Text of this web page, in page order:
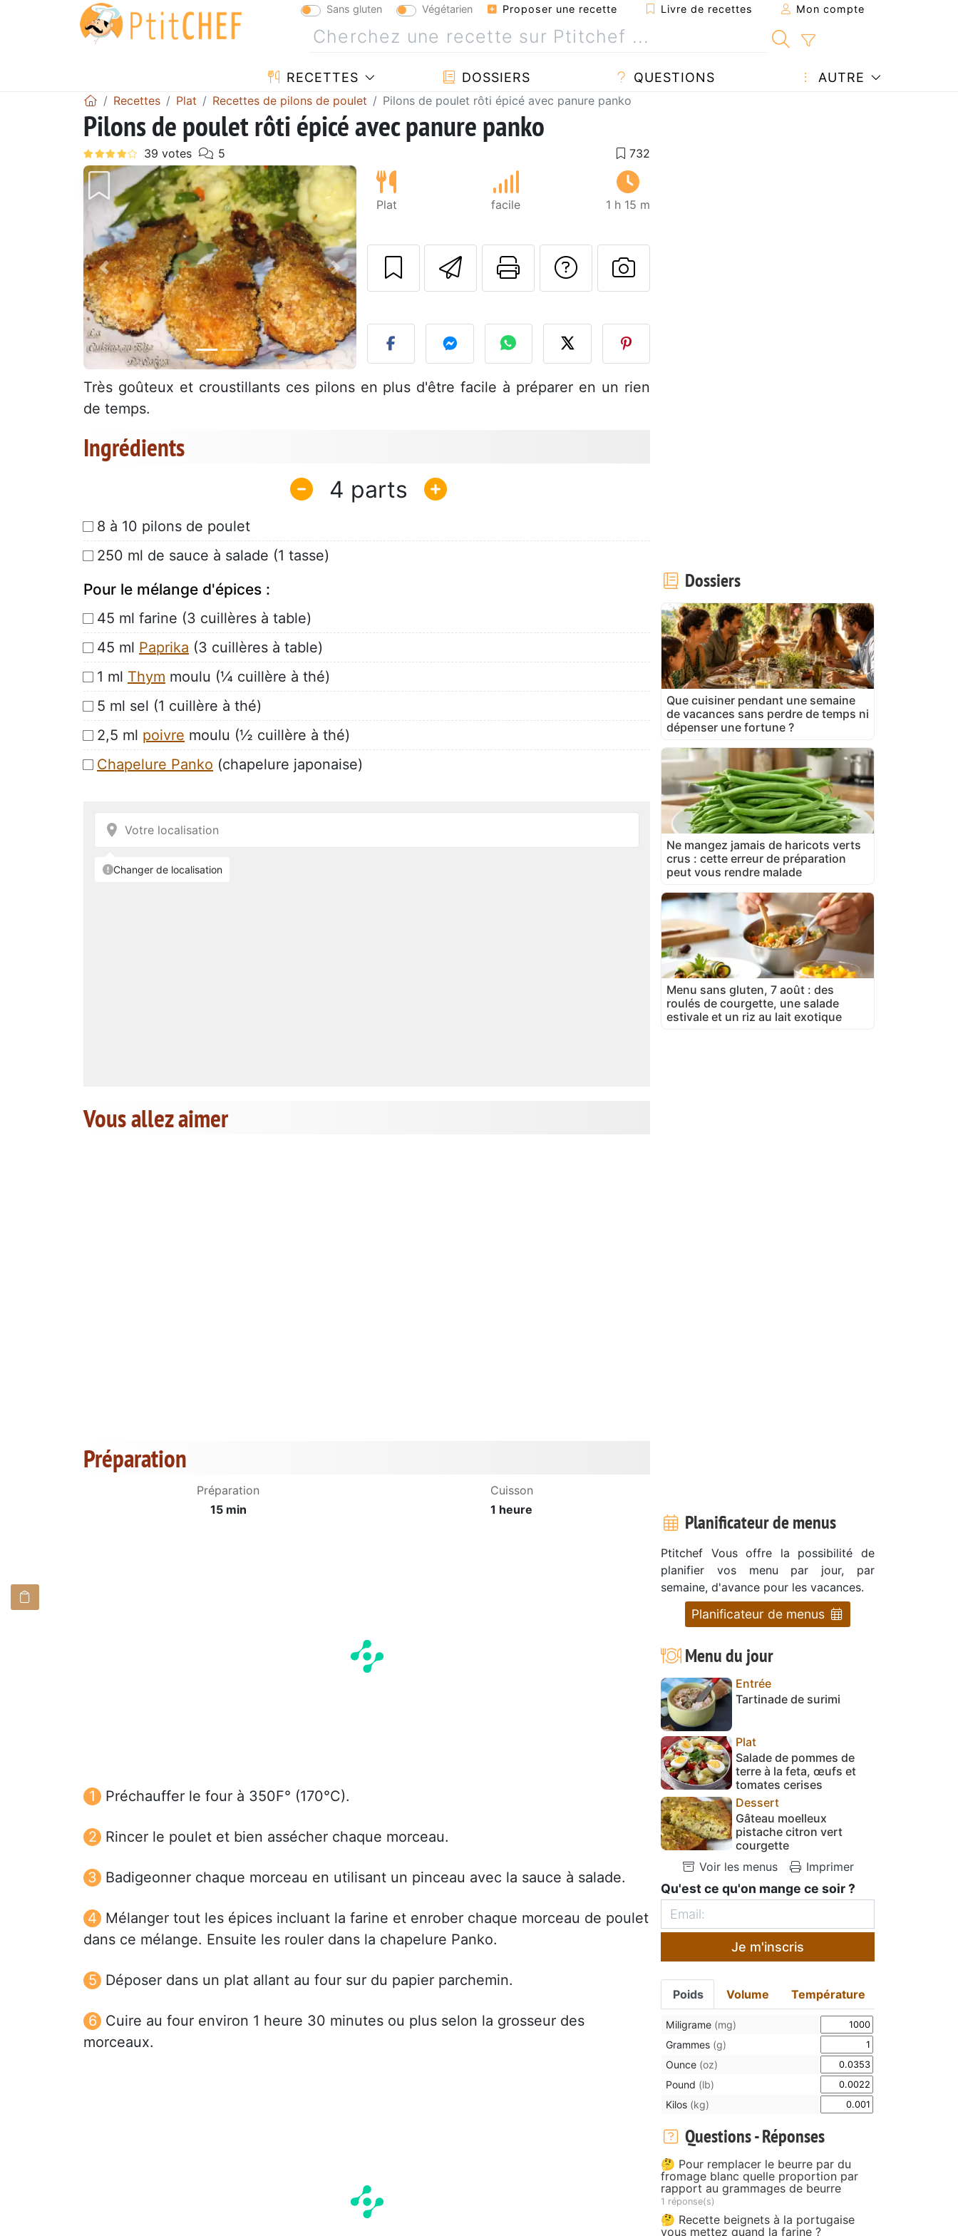
Sans gluten Végétarien Proposer une recette Livre de recettes Mon compte
RECETTES DOSSIERS QUESTIONS AUTRE
Recettes Plat Recettes de pilons de poulet Pilons de poulet rôti épicé avec panure panko
Pilons de poulet rôti épicé avec panure panko
Précédent Suivant
Plat facile 1 h 15 m
Envoyer cette recette à un ami
Imprimer cette page
Poser une question à l'auteur
Publier votre photo de cette
Très goûteux et croustillants ces pilons en plus d'être facile à préparer en un rien
de temps.
Ingrédients
4
8 à 10 pilons de poulet
250 ml de sauce à salade (1 tasse)
Pour le mélange d'épices :
45 ml farine (3 cuillères à table)
45 ml Paprika (3 cuillères à table)
1 ml Thym moulu (¼ cuillère à thé)
5 ml sel (1 cuillère à thé)
2,5 ml poivre moulu (½ cuillère à thé)
Chapelure Panko (chapelure japonaise)
Vous allez aimer
Préparation
Préparation
15 min
Cuisson
1 heure
Préchauffer le four à 350F° (170°C).
Rincer le poulet et bien assécher chaque morceau.
Badigeonner chaque morceau en utilisant un pinceau avec la sauce à salade.
Mélanger tout les épices incluant la farine et enrober chaque morceau de poulet
dans ce mélange. Ensuite les rouler dans la chapelure Panko.
Déposer dans un plat allant au four sur du papier parchemin.
Cuire au four environ 1 heure 30 minutes ou plus selon la grosseur des
morceaux.
Dossiers
Que cuisiner pendant une semaine
de vacances sans perdre de temps ni
dépenser une fortune ?
Ne mangez jamais de haricots verts
crus : cette erreur de préparation
peut vous rendre malade
Menu sans gluten, 7 août : des
roulés de courgette, une salade
estivale et un riz au lait exotique
Planificateur de menus
Ptitchef Vous offre la possibilité de
planifier vos menu par jour, par
semaine, d'avance pour les vacances.
Planificateur de menus
Menu du jour
Entrée
Tartinade de surimi
Plat
Salade de pommes de
terre à la feta, œufs et
tomates cerises
Dessert
Gâteau moelleux
pistache citron vert
courgette
Voir les menus
Imprimer
Qu'est ce qu'on mange ce soir ?
Je m'inscris
Poids Volume Température
Miligrame (mg)
Grammes (g)
Ounce (oz)
Pound (lb)
Kilos (kg)
Questions - Réponses
🤔 Pour remplacer le beurre par du
fromage blanc quelle proportion par
rapport au grammages de beurre
1 réponse(s)
🤔 Recette beignets à la portugaise
vous mettez quand la farine ?